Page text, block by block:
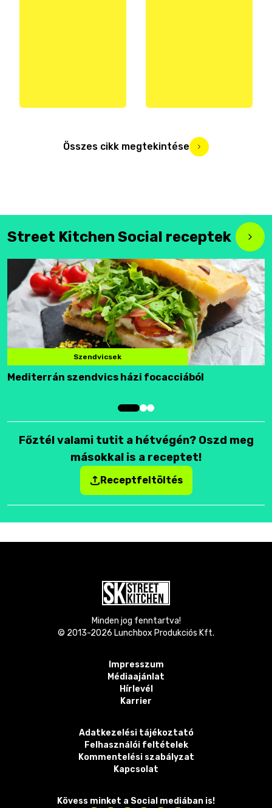
Összes cikk megtekintése
Street Kitchen Social receptek
Szendvicsek
Mediterrán szendvics házi focacciából
Főztél valami tutit a hétvégén? Oszd meg
másokkal is a receptet!
Receptfeltöltés
Minden jog fenntartva!
© 2013-2026 Lunchbox Produkciós Kft.
Impresszum
Médiaajánlat
Hírlevél
Karrier
Adatkezelési tájékoztató
Felhasználói feltételek
Kommentelési szabályzat
Kapcsolat
Kövess minket a Social mediában is!